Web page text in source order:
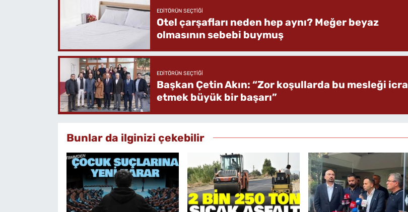
EDITÖRÜN SEÇTIĞI
Otel çarşafları neden hep aynı? Meğer beyaz
olmasının sebebi buymuş
EDITÖRÜN SEÇTIĞI
Başkan Çetin Akın: “Zor koşullarda bu mesleği icra
etmek büyük bir başarı”
Bunlar da ilginizi çekebilir